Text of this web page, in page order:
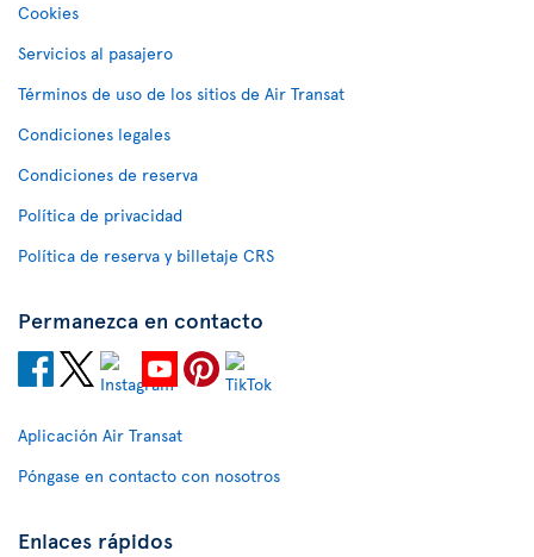
Cookies
Servicios al pasajero
Términos de uso de los sitios de Air Transat
Condiciones legales
Condiciones de reserva
Política de privacidad
Política de reserva y billetaje CRS
Permanezca en contacto
Aplicación Air Transat
Póngase en contacto con nosotros
Enlaces rápidos